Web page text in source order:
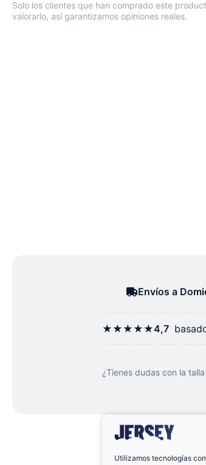
Utilizamos tecnologías
Solo los clientes que han comprado este
valorarlo, así garantizamos opiniones reales.
Envíos a
★★★★★4,7
¿Tienes dudas con la